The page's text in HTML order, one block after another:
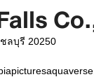
ลบุรี 20250